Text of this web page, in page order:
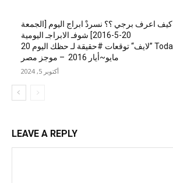
كيف اعرف برجي ؟؟ نسردْ ابراج اليوم [الجمعة
20-5-2016] شوفـ الابراجـ اليومية
Today ”لايف“ توقعات #حقيقة لـ حظك اليوم 20
مايو~أيار 2016 – موجز مصر
أكتوبر 5, 2024
LEAVE A REPLY